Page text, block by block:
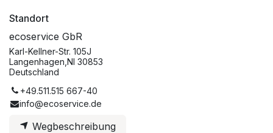
Standort
ecoservice GbR
Karl-Kellner-Str. 105J
Langenhagen,NI 30853
Deutschland
+49.511.515 667-40
info@ecoservice.de
Wegbeschreibung